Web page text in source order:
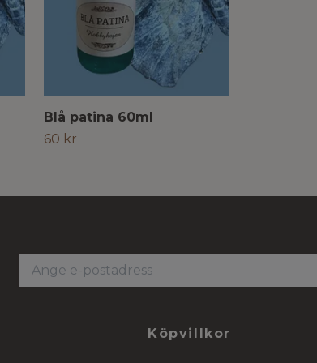
Blå patina 60ml
60 kr
Köpvillkor